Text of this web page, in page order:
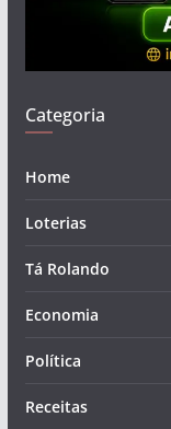
Categoria
Home
Loterias
Tá Rolando
Economia
Política
Receitas